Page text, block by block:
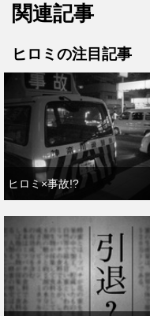
関連記事
ヒロミの注目記事
ヒロミ×事故!?